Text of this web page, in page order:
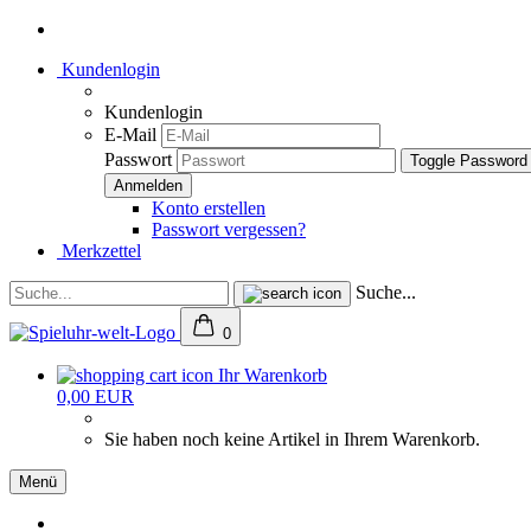
Kundenlogin
Kundenlogin
E-Mail
Passwort
Toggle
Konto erstellen
Passwort vergessen?
Merkzettel
Suche...
0
Ihr Warenkorb
0,00 EUR
Sie haben noch keine Artikel in Ihrem Warenkorb.
Menü